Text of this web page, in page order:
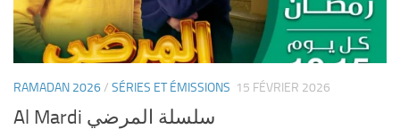
RAMADAN 2026/ SÉRIES ET ÉMISSIONS 15 FÉVRIER 2026
Al Mardi سلسلة المرضي